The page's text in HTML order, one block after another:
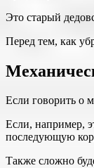
Это старый
Перед тем, как
Если говорить о
Если, например,
последующую
Также сложно